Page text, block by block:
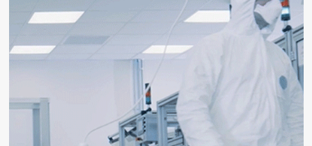
cinco
días
arresto